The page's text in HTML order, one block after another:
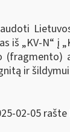
iš „KV-N“ į
ir
02-05 rašte